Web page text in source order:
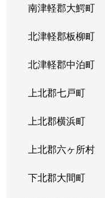
南津軽郡大鰐町
北津軽郡板柳町
北津軽郡中泊町
上北郡七戸町
上北郡横浜町
上北郡六ヶ所村
下北郡大間町